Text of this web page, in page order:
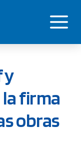
y
firma
obras